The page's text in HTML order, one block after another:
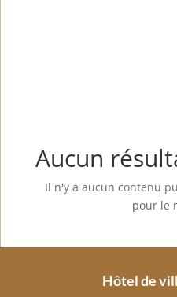
Aucun
Il n'y a aucun contenu
pour le
Hôtel de